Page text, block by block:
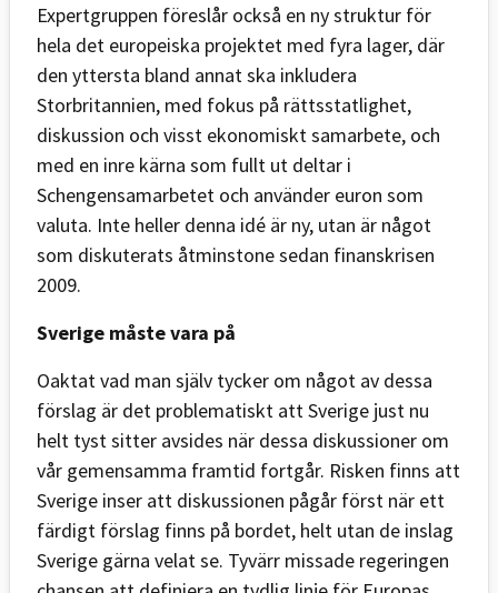
Expertgruppen föreslår också en ny struktur för
hela det europeiska projektet med fyra lager, där
den yttersta bland annat ska inkludera
Storbritannien, med fokus på rättsstatlighet,
diskussion och visst ekonomiskt samarbete, och
med en inre kärna som fullt ut deltar i
Schengensamarbetet och använder euron som
valuta. Inte heller denna idé är ny, utan är något
som diskuterats åtminstone sedan finanskrisen
2009.
Sverige måste vara på
Oaktat vad man själv tycker om något av dessa
förslag är det problematiskt att Sverige just nu
helt tyst sitter avsides när dessa diskussioner om
vår gemensamma framtid fortgår. Risken finns att
Sverige inser att diskussionen pågår först när ett
färdigt förslag finns på bordet, helt utan de inslag
Sverige gärna velat se. Tyvärr missade regeringen